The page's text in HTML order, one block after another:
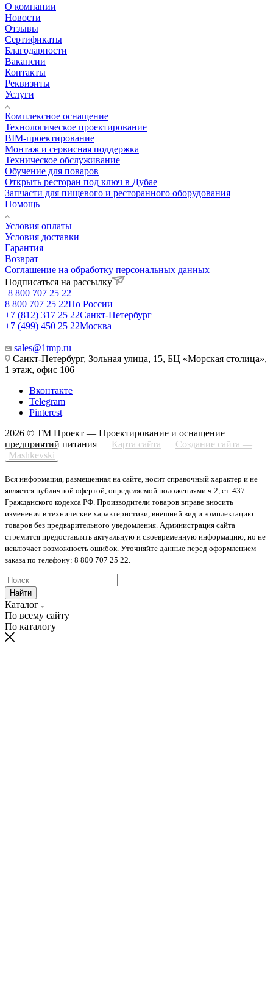
О компании
Новости
Отзывы
Сертификаты
Благодарности
Вакансии
Контакты
Реквизиты
Услуги
Комплексное оснащение
Технологическое проектирование
BIM-проектирование
Монтаж и сервисная поддержка
Техническое обслуживание
Обучение для поваров
Открыть ресторан под ключ в Дубае
Запчасти для пищевого и ресторанного оборудования
Помощь
Условия оплаты
Условия доставки
Гарантия
Возврат
Соглашение на обработку персональных данных
Подписаться на рассылку
8 800 707 25 22
8 800 707 25 22По России
+7 (812) 317 25 22Санкт-Петербург
+7 (499) 450 25 22Москва
sales@1tmp.ru
Санкт-Петербург, Зольная улица, 15, БЦ «Морская столица»,
1 этаж, офис 106
Вконтакте
Telegram
Pinterest
2026 © ТМ Проект — Проектирование и оснащение
предприятий питания
Карта сайта
Создание сайта —
Mashkevski
Вся информация, размещенная на сайте, носит справочный характер и не
является публичной офертой, определяемой положениями ч.2, ст. 437
Гражданского кодекса РФ. Производители товаров вправе вносить
изменения в технические характеристики, внешний вид и комплектацию
товаров без предварительного уведомления. Администрация сайта
стремится предоставлять актуальную и своевременную информацию, но не
исключает возможность ошибок. Уточняйте данные перед оформлением
заказа по телефону: 8 800 707 25 22.
Найти
Каталог
По всему сайту
По каталогу